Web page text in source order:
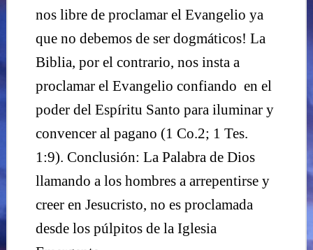
nos libre de proclamar el Evangelio ya
que no debemos de ser dogmáticos! La
Biblia, por el contrario, nos insta a
proclamar el Evangelio confiando en el
poder del Espíritu Santo para iluminar y
convencer al pagano (1 Co.2; 1 Tes.
1:9). Conclusión: La Palabra de Dios
llamando a los hombres a arrepentirse y
creer en Jesucristo, no es proclamada
desde los púlpitos de la Iglesia